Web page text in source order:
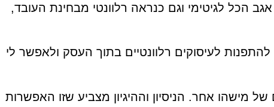
הכל לגיטימי וגם כנראה רלוונטי מבחינת העובד,
לעיסוקים רלוונטיים בתוך העסק ולאפשר לי
אחר. הניסיון וההיגיון מצביע שזו האפשרות